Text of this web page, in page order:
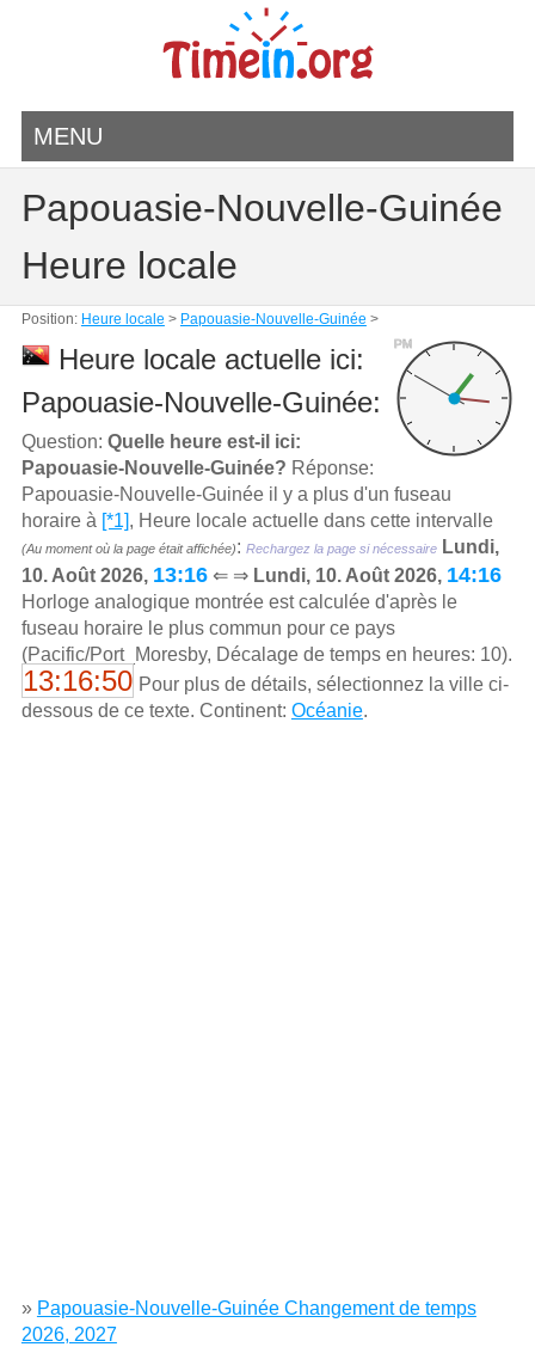
MENU
Papouasie-Nouvelle-Guinée
Heure locale
Position: Heure locale > Papouasie-Nouvelle-Guinée >
PM
Heure locale actuelle ici:
Papouasie-Nouvelle-Guinée:
Question: Quelle heure est-il ici:
Papouasie-Nouvelle-Guinée? Réponse:
Papouasie-Nouvelle-Guinée il y a plus d'un fuseau
horaire à [*1], Heure locale actuelle dans cette intervalle
(Au moment où la page était affichée): Rechargez la page si nécessaire Lundi,
10. Août 2026, 13:16 ⇐ ⇒ Lundi, 10. Août 2026, 14:16
Horloge analogique montrée est calculée d'aprѐs le
fuseau horaire le plus commun pour ce pays
(Pacific/Port_Moresby, Décalage de temps en heures: 10).
13:16:50 Pour plus de détails, sélectionnez la ville ci-
dessous de ce texte. Continent: Océanie.
» Papouasie-Nouvelle-Guinée Changement de temps
2026, 2027